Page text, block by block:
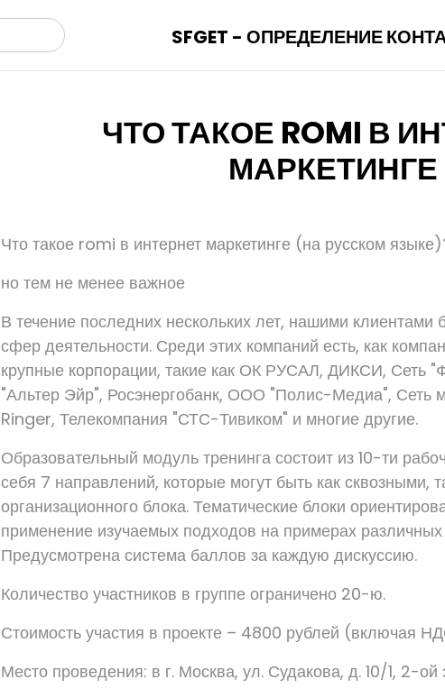
SFGET - ОПРЕДЕЛЕНИЕ
ЧТО ТАКОЕ ROMI В
МАРКЕТИНГЕ
Что такое romi в интернет маркетинге (на русском
но тем не менее важное
В течение последних нескольких лет, нашими
сфер деятельности. Среди этих компаний есть, как
крупные корпорации, такие как ОК РУСАЛ, ДИКСИ, Сеть
"Альтер Эйр", Росэнергобанк, ООО "Полис-Медиа", Сеть
Ringer, Телекомпания "СТС-Тивиком" и многие другие.
Образовательный модуль тренинга состоит из 10-ти
себя 7 направлений, которые могут быть как сквозными,
организационного блока. Тематические блоки
применение изучаемых подходов на примерах различных
Предусмотрена система баллов за каждую дискуссию.
Количество участников в группе ограничено 20-ю.
Стоимость участия в проекте – 4800 рублей (включая
Место проведения: в г. Москва, ул. Судакова, д. 10/1, 2-ой